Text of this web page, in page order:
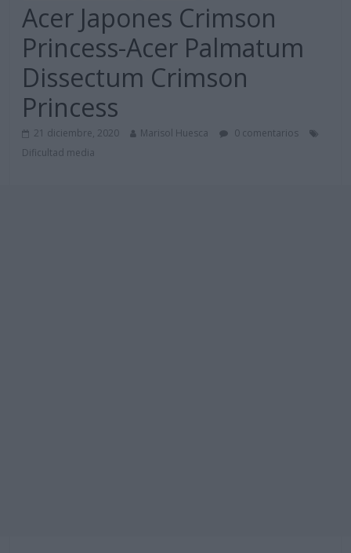
Acer Japones Crimson
Princess-Acer Palmatum
Dissectum Crimson
Princess
21 diciembre, 2020 Marisol Huesca
0 comentarios
Dificultad media